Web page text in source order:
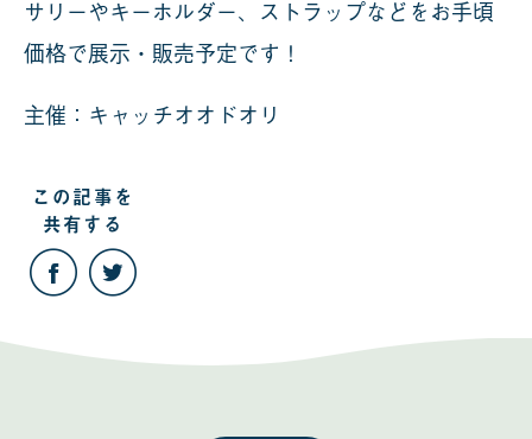
サリーやキーホルダー、ストラップなどをお手頃
価格で展示・販売予定です！
主催：キャッチオオドオリ
この記事を
共有する
こ
の
記
Facebook
Twitter